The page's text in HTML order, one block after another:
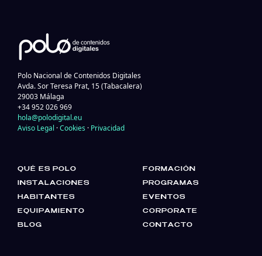
Polo Nacional de Contenidos Digitales
Avda. Sor Teresa Prat, 15 (Tabacalera)
29003 Málaga
+34 952 026 969
hola@polodigital.eu
Aviso Legal ·Cookies · Privacidad
QUÉ ES POLO
INSTALACIONES
HABITANTES
EQUIPAMIENTO
BLOG
FORMACIÓN
PROGRAMAS
EVENTOS
CORPORATE
CONTACTO